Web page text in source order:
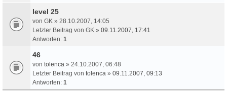
level 25
von GK » 28.10.2007, 14:05
Letzter Beitrag von GK » 09.11.2007, 17:41
Antworten: 1
46
von tolenca » 24.10.2007, 06:48
Letzter Beitrag von tolenca » 09.11.2007, 09:13
Antworten: 1